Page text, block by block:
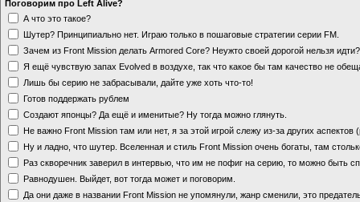
Поговорим про Left Alive?
А что это такое?
Шутер? Принципиально нет. Играю только в пошаговые стратегии серии FM.
Зачем из Front Mission делать Armored Core? Неужто своей дорогой нельзя
Я ещё чувствую запах Evolved в воздухе, так что какое бы там качество не
Лишь бы серию не забрасывали, дайте уже хоть что-то!
Готов поддержать рублем
Создают японцы? Да ещё и именитые? Ну тогда можно глянуть.
Не важно Front Mission там или нет, я за этой игрой слежу из-за других аспектов
Ну и ладно, что шутер. Вселенная и стиль Front Mission очень богаты, там
Раз скворечник заверил в интервью, что им не пофиг на серию, то можно быть
Равнодушен. Выйдет, вот тогда может и поговорим.
Да они даже в названии Front Mission не упомянули, жанр сменили, это